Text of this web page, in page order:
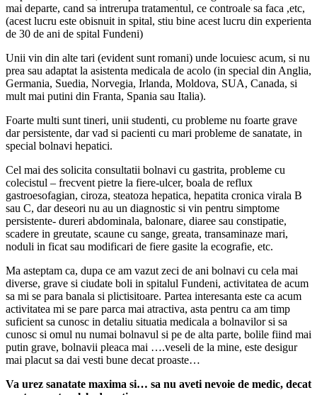
mai departe, cand sa intrerupa tratamentul, ce controale sa faca ,etc,
(acest lucru este obisnuit in spital, stiu bine acest lucru din experienta
de 30 de ani de spital Fundeni)
Unii vin din alte tari (evident sunt romani) unde locuiesc acum, si nu
prea sau adaptat la asistenta medicala de acolo (in special din Anglia,
Germania, Suedia, Norvegia, Irlanda, Moldova, SUA, Canada, si
mult mai putini din Franta, Spania sau Italia).
Foarte multi sunt tineri, unii studenti, cu probleme nu foarte grave
dar persistente, dar vad si pacienti cu mari probleme de sanatate, in
special bolnavi hepatici.
Cel mai des solicita consultatii bolnavi cu gastrita, probleme cu
colecistul – frecvent pietre la fiere-ulcer, boala de reflux
gastroesofagian, ciroza, steatoza hepatica, hepatita cronica virala B
sau C, dar deseori nu au un diagnostic si vin pentru simptome
persistente- dureri abdominala, balonare, diaree sau constipatie,
scadere in greutate, scaune cu sange, greata, transaminaze mari,
noduli in ficat sau modificari de fiere gasite la ecografie, etc.
Ma asteptam ca, dupa ce am vazut zeci de ani bolnavi cu cela mai
diverse, grave si ciudate boli in spitalul Fundeni, activitatea de acum
sa mi se para banala si plictisitoare. Partea interesanta este ca acum
activitatea mi se pare parca mai atractiva, asta pentru ca am timp
suficient sa cunosc in detaliu situatia medicala a bolnavilor si sa
cunosc si omul nu numai bolnavul si pe de alta parte, bolile fiind mai
putin grave, bolnavii pleaca mai ….veseli de la mine, este desigur
mai placut sa dai vesti bune decat proaste…
Va urez sanatate maxima si… sa nu aveti nevoie de medic, decat